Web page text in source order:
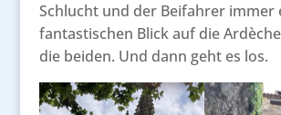
Schlucht und der Beifahrer immer
fantastischen Blick auf die
die beiden. Und dann geht es los.